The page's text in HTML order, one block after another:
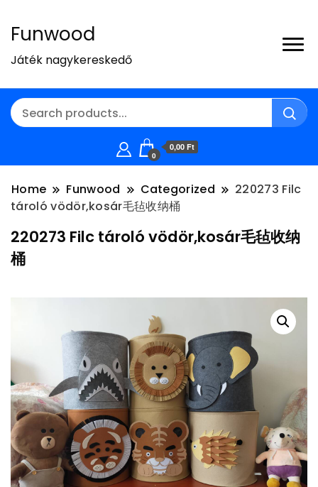
Funwood
Játék nagykereskedő
0
0,00 Ft
Home Funwood Categorized
220273 Filc
tároló vödör,kosár毛毡收纳桶
220273 Filc tároló vödör,kosár毛毡收纳
桶